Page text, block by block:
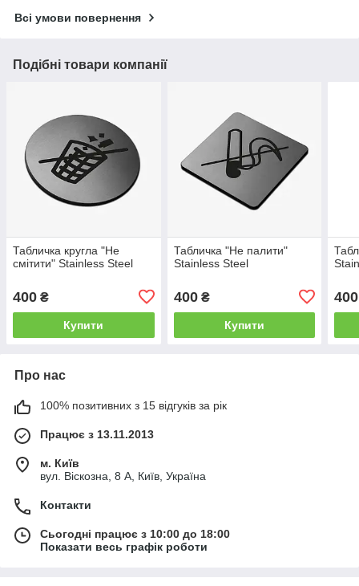
Всі умови повернення
Подібні товари компанії
Табличка кругла "Не
смітити" Stainless Steel
400 ₴
Купити
Табличка "Не палити"
Stainless Steel
400₴
Купити
400
Про нас
100% позитивних з 15 відгуків за рік
Працює з 13.11.2013
м. Київ
вул. Віскозна, 8 А, Київ, Україна
Контакти
Сьогодні працює з 10:00 до 18:00
Показати весь графік роботи